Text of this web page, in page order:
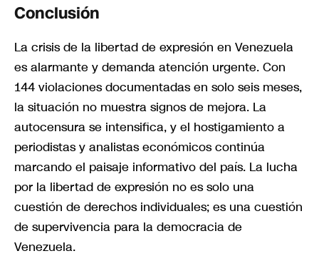
Conclusión
La crisis de la libertad de expresión en Venezuela
es alarmante y demanda atención urgente. Con
144 violaciones documentadas en solo seis meses,
la situación no muestra signos de mejora. La
autocensura se intensifica, y el hostigamiento a
periodistas y analistas económicos continúa
marcando el paisaje informativo del país. La lucha
por la libertad de expresión no es solo una
cuestión de derechos individuales; es una cuestión
de supervivencia para la democracia de
Venezuela.